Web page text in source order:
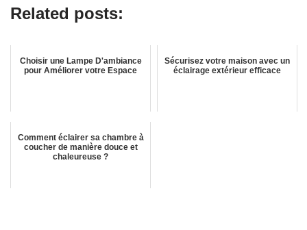
Related posts:
Choisir une Lampe D'ambiance
pour Améliorer votre Espace
Sécurisez votre maison avec un
éclairage extérieur efficace
Comment éclairer sa chambre à
coucher de manière douce et
chaleureuse ?